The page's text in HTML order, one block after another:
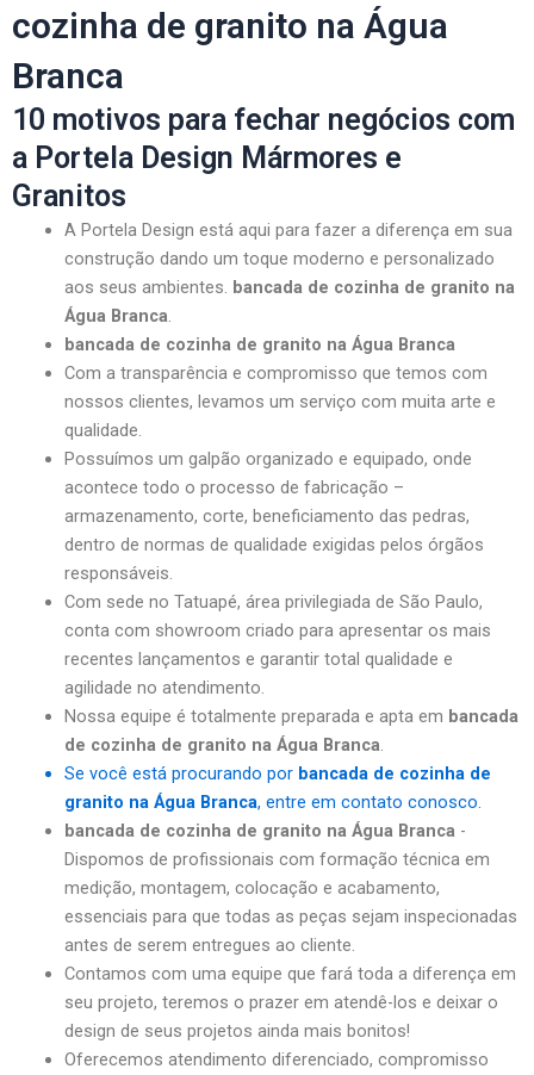
cozinha de granito na Água
Branca
10 motivos para fechar negócios com
a Portela Design Mármores e
Granitos
A Portela Design está aqui para fazer a diferença em sua
construção dando um toque moderno e personalizado
aos seus ambientes. bancada de cozinha de granito na
Água Branca.
bancada de cozinha de granito na Água Branca
Com a transparência e compromisso que temos com
nossos clientes, levamos um serviço com muita arte e
qualidade.
Possuímos um galpão organizado e equipado, onde
acontece todo o processo de fabricação –
armazenamento, corte, beneficiamento das pedras,
dentro de normas de qualidade exigidas pelos órgãos
responsáveis.
Com sede no Tatuapé, área privilegiada de São Paulo,
conta com showroom criado para apresentar os mais
recentes lançamentos e garantir total qualidade e
agilidade no atendimento.
Nossa equipe é totalmente preparada e apta em bancada
de cozinha de granito na Água Branca.
Se você está procurando por bancada de cozinha de
granito na Água Branca, entre em contato conosco.
bancada de cozinha de granito na Água Branca-
Dispomos de profissionais com formação técnica em
medição, montagem, colocação e acabamento,
essenciais para que todas as peças sejam inspecionadas
antes de serem entregues ao cliente.
Contamos com uma equipe que fará toda a diferença em
seu projeto, teremos o prazer em atendê-los e deixar o
design de seus projetos ainda mais bonitos!
Oferecemos atendimento diferenciado, compromisso